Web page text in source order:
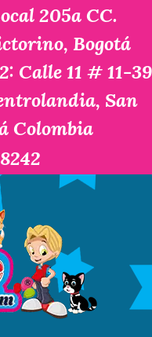
205a CC.
Bogotá
Calle 11 # 11-39
San
Colombia